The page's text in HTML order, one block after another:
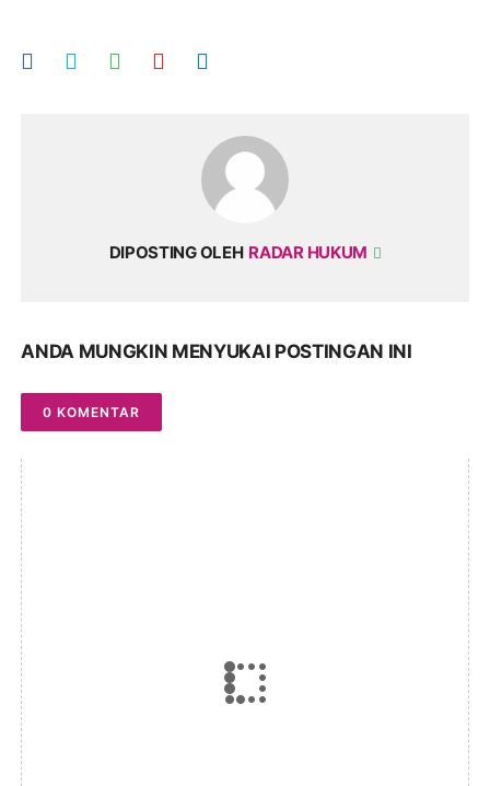
DIPOSTING OLEH RADAR HUKUM
ANDA MUNGKIN MENYUKAI POSTINGAN INI
0 KOMENTAR